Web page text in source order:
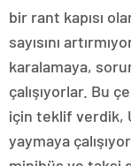
bir rant kapısı
sayısını
karalamaya,
çalışıyorlar. Bu
için teklif verdik,
yaymaya